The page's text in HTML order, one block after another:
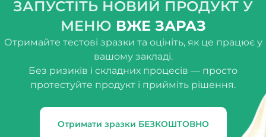
ЗАПУСТІТЬ НОВИЙ ПРОДУКТ У
МЕНЮ ВЖЕ ЗАРАЗ
Отримайте тестові зразки та оцініть, як це працює у
вашому закладі.
Без ризиків і складних процесів — просто
протестуйте продукт і прийміть рішення.
Отримати зразки БЕЗКОШТОВНО